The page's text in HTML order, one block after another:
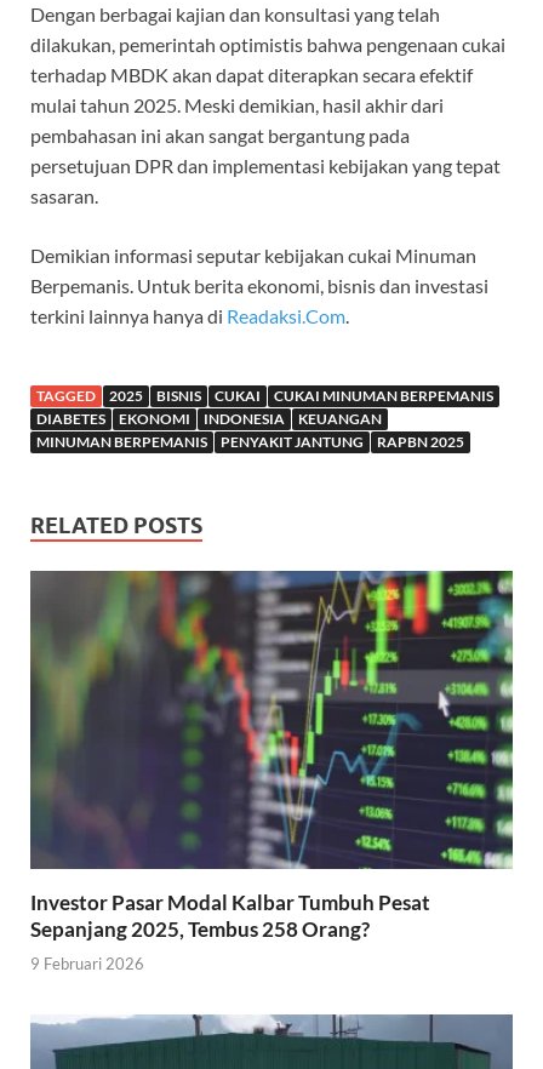
Dengan berbagai kajian dan konsultasi yang telah
dilakukan, pemerintah optimistis bahwa pengenaan cukai
terhadap MBDK akan dapat diterapkan secara efektif
mulai tahun 2025. Meski demikian, hasil akhir dari
pembahasan ini akan sangat bergantung pada
persetujuan DPR dan implementasi kebijakan yang tepat
sasaran.
Demikian informasi seputar kebijakan cukai Minuman
Berpemanis. Untuk berita ekonomi, bisnis dan investasi
terkini lainnya hanya di Readaksi.Com.
TAGGED 2025 BISNIS CUKAI
CUKAI MINUMAN BERPEMANIS
DIABETES
EKONOMI INDONESIA
KEUANGAN
MINUMAN BERPEMANIS
PENYAKIT JANTUNG RAPBN 2025
RELATED POSTS
Investor Pasar Modal Kalbar Tumbuh Pesat
Sepanjang 2025, Tembus 258 Orang?
9 Februari 2026